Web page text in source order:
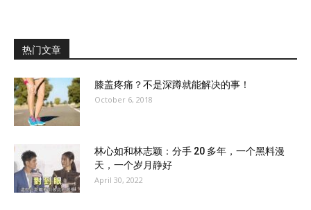
热门文章
膝盖疼痛？不是深蹲就能解决的事！
October 6, 2018
林心如和林志颖：分手 20 多年，一个黑料漫
天，一个岁月静好
April 30, 2022